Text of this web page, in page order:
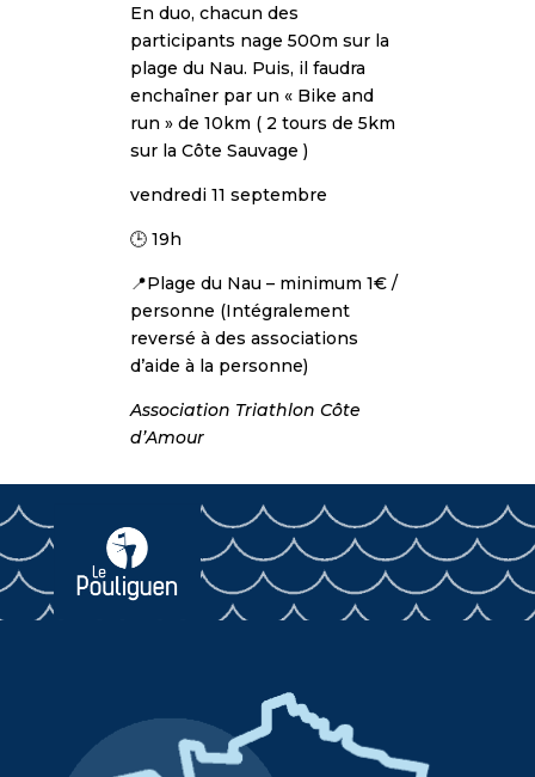
En duo, chacun des
participants nage 500m sur la
plage du Nau. Puis, il faudra
enchaîner par un « Bike and
run » de 10km ( 2 tours de 5km
sur la Côte Sauvage )
vendredi 11 septembre
🕒 19h
📍Plage du Nau – minimum 1€ /
personne (Intégralement
reversé à des associations
d’aide à la personne)
Association Triathlon Côte
d’Amour